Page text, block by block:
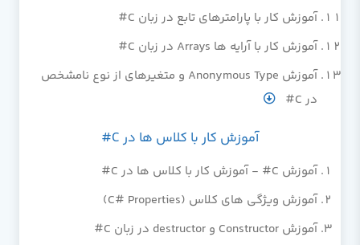
آموزش کار با پارامترهای تابع در زبان C#
آموزش کار با آرایه ها Arrays در زبان C#
آموزش Anonymous Type و متغیرهای از نوع نامشخص
در C#
آموزش کار با کلاس ها در C#
آموزش C# - آموزش کار با کلاس ها در C#
آموزش ویژگی های کلاس (C# Properties)
آموزش Constructor و destructor در زبان C#